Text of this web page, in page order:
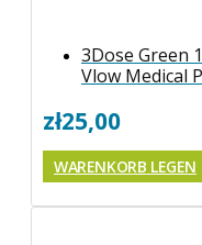
3Dose Green
Vlow Medical
zł25,00
WARENKORB LEGEN